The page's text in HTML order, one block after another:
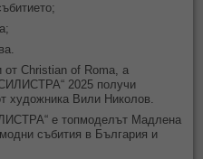
от Christian of Roma, а
2025 получи
художника Вили Николов.
е топмоделът Мадлена
събития в България и